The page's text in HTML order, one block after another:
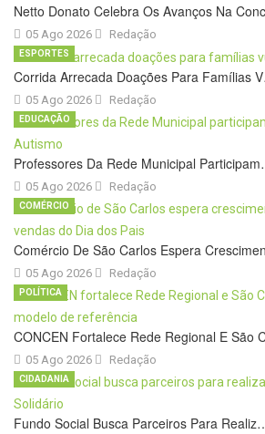
Netto Donato Celebra Os Avanços Na
05 Ago 2026 Redação
Corrida Arrecada Doações Para Famílias
05 Ago 2026
ESPORTES
Redação
Professores Da Rede Municipal
05 Ago 2026
EDUCAÇÃO
Redação
Comércio De São Carlos Espera
05 Ago 2026
COMÉRCIO
Redação
CONCEN Fortalece Rede Regional E São
05 Ago 2026
POLÍTICA
Redação
Fundo Social Busca Parceiros Para
CIDADANIA